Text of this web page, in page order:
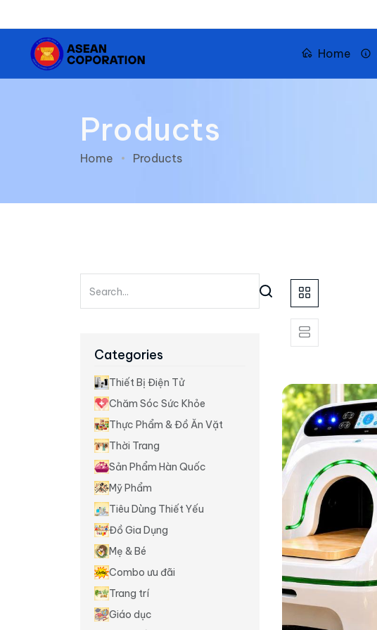
Home
Products
Home Products
Categories
Thiết Bị Điện Tử
Chăm Sóc Sức Khỏe
Thực Phẩm & Đồ Ăn Vặt
Thời Trang
Sản Phẩm Hàn Quốc
Mỹ Phẩm
Tiêu Dùng Thiết Yếu
Đồ Gia Dụng
Mẹ & Bé
Combo ưu đãi
Trang trí
Giáo dục